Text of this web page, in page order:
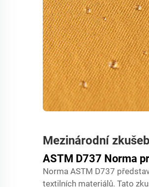
Mezinárodní
ASTM D737 Norma
Norma ASTM D737
textilních materiálů. Tato